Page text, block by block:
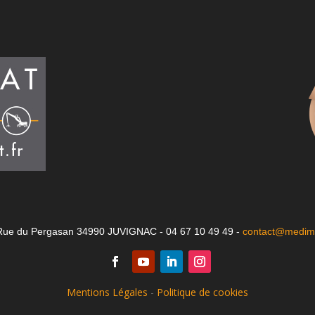
du Pergasan 34990 JUVIGNAC - 04 67 10 49 49 -
Mentions Légales - Politique de cookies